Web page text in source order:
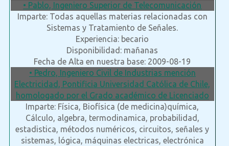
• Pablo, Ingeniero Superior de Telecomunicación
Imparte: Todas aquellas materias relacionadas con
Sistemas y Tratamiento de Señales.
Experiencia: becario
Disponibilidad: mañanas
Fecha de Alta en nuestra base: 2009-08-19
• Pedro, Ingeniero Civil de Industrias mención
Electricidad, Pontificia Universidad Católica de Chile,
homologado por el Grado académico de Licenciado
Imparte: Física, Biofísica (de medicina)química,
Cálculo, algebra, termodinamica, probabilidad,
estadistica, métodos numéricos, circuitos, señales y
sistemas, lógica, máquinas electricas, electrónica